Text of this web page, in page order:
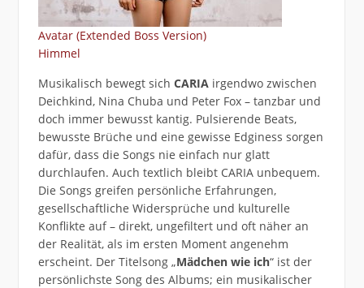
Avatar (Extended Boss Version)
Himmel
Musikalisch bewegt sich CARIA irgendwo zwischen
Deichkind, Nina Chuba und Peter Fox – tanzbar und
doch immer bewusst kantig. Pulsierende Beats,
bewusste Brüche und eine gewisse Edginess sorgen
dafür, dass die Songs nie einfach nur glatt
durchlaufen. Auch textlich bleibt CARIA unbequem.
Die Songs greifen persönliche Erfahrungen,
gesellschaftliche Widersprüche und kulturelle
Konflikte auf – direkt, ungefiltert und oft näher an
der Realität, als im ersten Moment angenehm
erscheint. Der Titelsong „Mädchen wie ich“ ist der
persönlichste Song des Albums; ein musikalischer